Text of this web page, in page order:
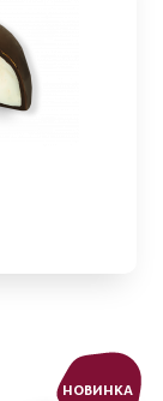
НОВИНКА